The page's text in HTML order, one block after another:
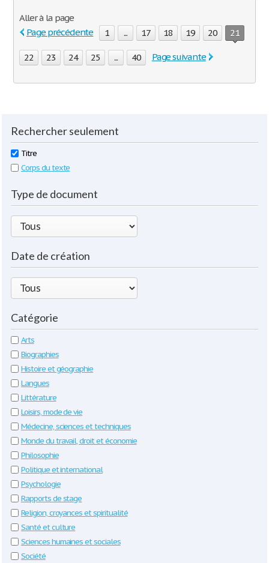
Aller à la page
Page précédente
1 ... 17 18 19 20 21
22 23 24 25 ... 40 Page suivante
Rechercher seulement
Titre
Corps du texte
Type de document
Date de création
Catégorie
Arts
Biographies
Histoire et géographie
Langues
Littérature
Loisirs, mode de vie
Médecine, sciences et techniques
Monde du travail, droit et économie
Philosophie
Politique et international
Psychologie
Rapports de stage
Religion, croyances et spiritualité
Santé et culture
Sciences humaines et sociales
Société